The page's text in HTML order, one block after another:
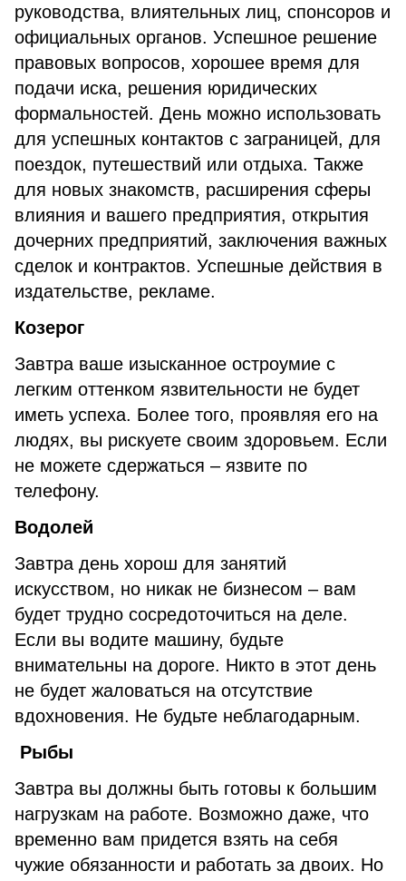
руководства, влиятельных лиц, спонсоров и
официальных органов. Успешное решение
правовых вопросов, хорошее время для
подачи иска, решения юридических
формальностей. День можно использовать
для успешных контактов с заграницей, для
поездок, путешествий или отдыха. Также
для новых знакомств, расширения сферы
влияния и вашего предприятия, открытия
дочерних предприятий, заключения важных
сделок и контрактов. Успешные действия в
издательстве, рекламе.
Козерог
Завтра ваше изысканное остроумие с
легким оттенком язвительности не будет
иметь успеха. Более того, проявляя его на
людях, вы рискуете своим здоровьем. Если
не можете сдержаться – язвите по
телефону.
Водолей
Завтра день хорош для занятий
искусством, но никак не бизнесом – вам
будет трудно сосредоточиться на деле.
Если вы водите машину, будьте
внимательны на дороге. Никто в этот день
не будет жаловаться на отсутствие
вдохновения. Не будьте неблагодарным.
Рыбы
Завтра вы должны быть готовы к большим
нагрузкам на работе. Возможно даже, что
временно вам придется взять на себя
чужие обязанности и работать за двоих. Но